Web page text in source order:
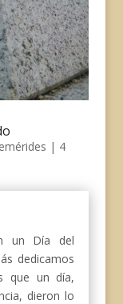
| 4
un Día del
dedicamos
que un día,
dieron lo